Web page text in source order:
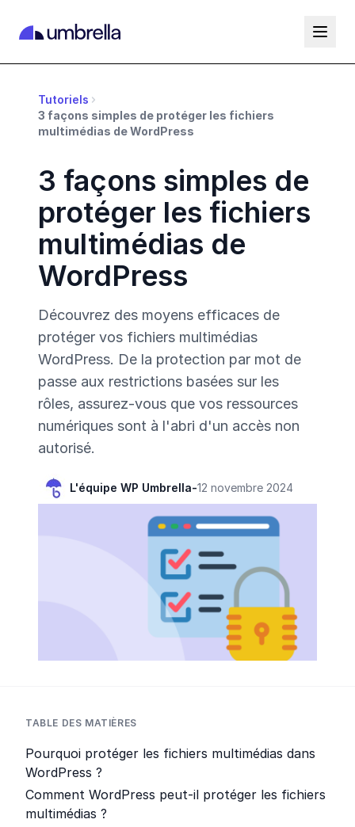
Tutoriels
3 façons simples de protéger les fichiers
multimédias de WordPress
3 façons simples de
protéger les fichiers
multimédias de
WordPress
Découvrez des moyens efficaces de
protéger vos fichiers multimédias
WordPress. De la protection par mot de
passe aux restrictions basées sur les
rôles, assurez-vous que vos ressources
numériques sont à l'abri d'un accès non
autorisé.
L'équipe WP Umbrella-12 novembre 2024
TABLE DES MATIÈRES
Pourquoi protéger les fichiers multimédias dans
WordPress ?
Comment WordPress peut-il protéger les fichiers
multimédias ?